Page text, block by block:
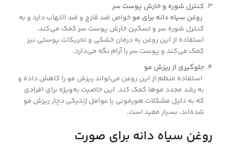
کنترل شوره و خارش پوست سر
روغن سیاه دانه برای موخواص ضد قارچ و ضد التهاب دارد و به
کنترل شوره سر و تسکین خارش پوست سر کمک می‌کند.
استفاده از این روغن به درمان خشکی و تحریکات پوستی نیز
کمک می‌کند و پوست سر را آرام نگه می‌دارد.
جلوگیری از ریزش مو
استفاده منظم از این روغن می‌تواند ریزش مو را کاهش داده و
به رشد مجدد موها کمک کند. این خاصیت به‌ویژه برای افرادی
که به دلیل مشکلات هورمونی یا عوامل ژنتیکی دچار ریزش مو
شده‌اند، بسیار مفید است.
روغن سیاه دانه برای صورت